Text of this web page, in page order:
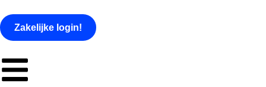
Zakelijke login!